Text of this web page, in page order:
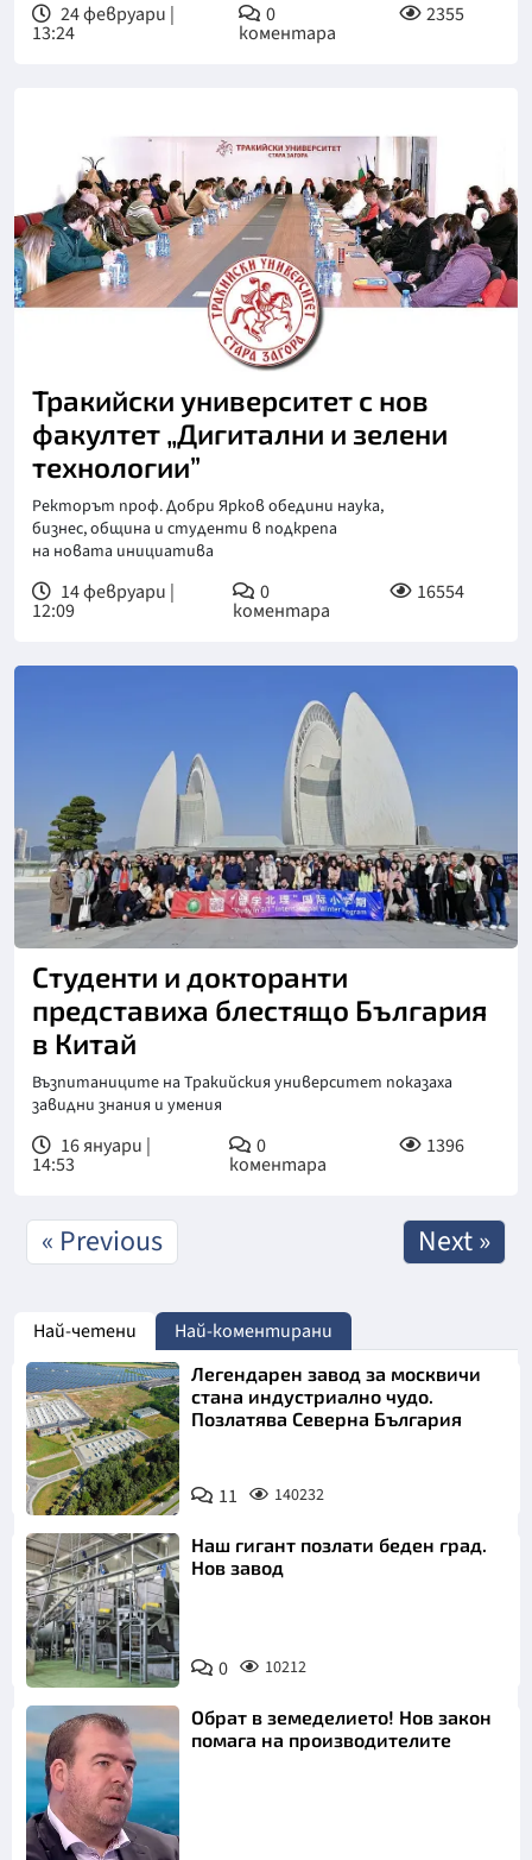
24 февруари |
13:24
0
коментара
2355
Тракийски университет с нов
факултет „Дигитални и зелени
технологии”
Ректорът проф. Добри Ярков обедини наука,
бизнес, община и студенти в подкрепа
на новата инициатива
14 февруари |
12:09
0
коментара
16554
Студенти и докторанти
представиха блестящо България
в Китай
Възпитаниците на Тракийския университет показаха
завидни знания и умения
16 януари |
14:53
0
коментара
1396
« Previous Next »
Най-четени Най-коментирани
Легендарен завод за москвичи
стана индустриално чудо.
Позлатява Северна България
11 140232
Наш гигант позлати беден град.
Нов завод
0 10212
Обрат в земеделието! Нов закон
помага на производителите